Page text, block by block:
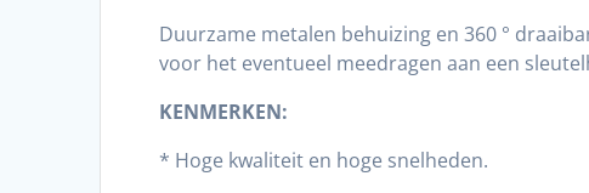
Duurzame metalen behuizing en 360 °
voor het eventueel meedragen aan een
KENMERKEN:
* Hoge kwaliteit en hoge snelheden.